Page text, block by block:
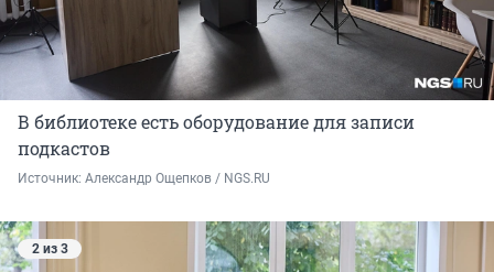
В библиотеке есть оборудование для записи
подкастов
Источник: Александр Ощепков / NGS.RU
2 из 3